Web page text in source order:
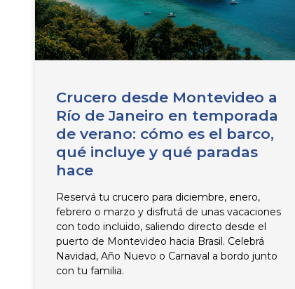
Crucero desde Montevideo a
Río de Janeiro en temporada
de verano: cómo es el barco,
qué incluye y qué paradas
hace
Reservá tu crucero para diciembre, enero,
febrero o marzo y disfrutá de unas vacaciones
con todo incluido, saliendo directo desde el
puerto de Montevideo hacia Brasil. Celebrá
Navidad, Año Nuevo o Carnaval a bordo junto
con tu familia.